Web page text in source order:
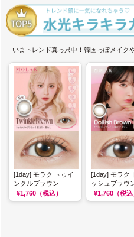
いまトレンド真っ只中！韓国っぽメイク
[1day] モラク トゥイ
ンクルブラウン
¥1,760 （税込）
[1day] モラク
ッシュブラウ
¥1,760 （税込